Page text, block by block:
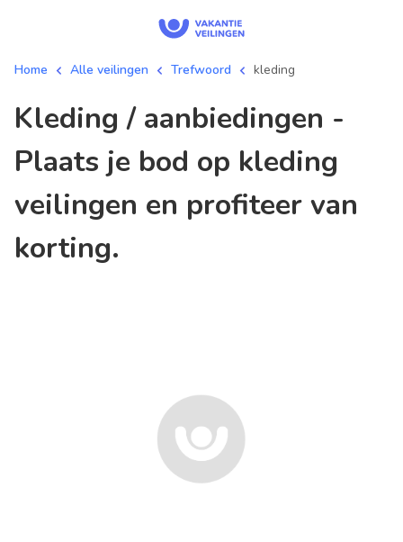
Home Alle veilingen Trefwoord kleding
kleding / aanbiedingen -
Plaats je bod op kleding
veilingen en profiteer van
korting.